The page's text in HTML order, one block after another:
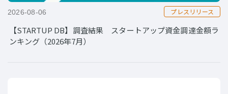
2026-08-06 プレスリリース
【STARTUP DB】調査結果 スタートアップ資金調達金額ラ
ンキング（2026年7月）